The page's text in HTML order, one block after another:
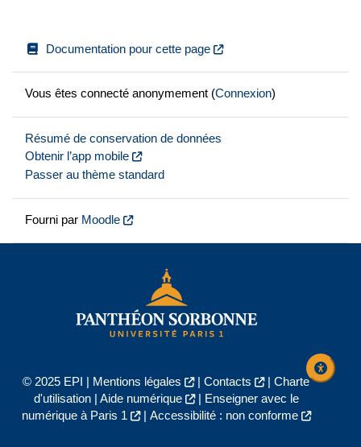
Documentation pour cette page
Vous êtes connecté anonymement (Connexion)
Résumé de conservation de données
Obtenir l’app mobile
Passer au thème standard
Fourni par Moodle
© 2025 EPI | Mentions légales | Contacts | Charte
d'utilisation| Aide numérique |
Enseigner avec le
numérique à Paris 1
| Accessibilité : non conforme